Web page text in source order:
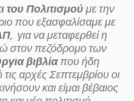
του Πολιτισμούμε την
που εξασφαλίσαμε με
, για να μεταφερθεί η
στον πεζόδρομο των
βιβλίαπου ήδη
αρχές Σεπτεμβρίου οι
και είμαι βέβαιος